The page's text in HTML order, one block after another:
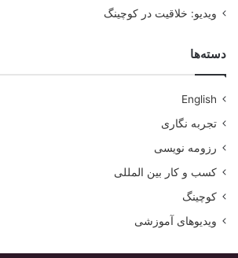
گفتگوی دکتر فاضل با Özer ÇINAR
روز زمین
ویدیو: خلاقیت در کوچینگ
دسته‌ها
English
تجربه نگاری
رزومه نویسی
کسب و کار بین المللی
کوچینگ
ویدیوهای آموزشی